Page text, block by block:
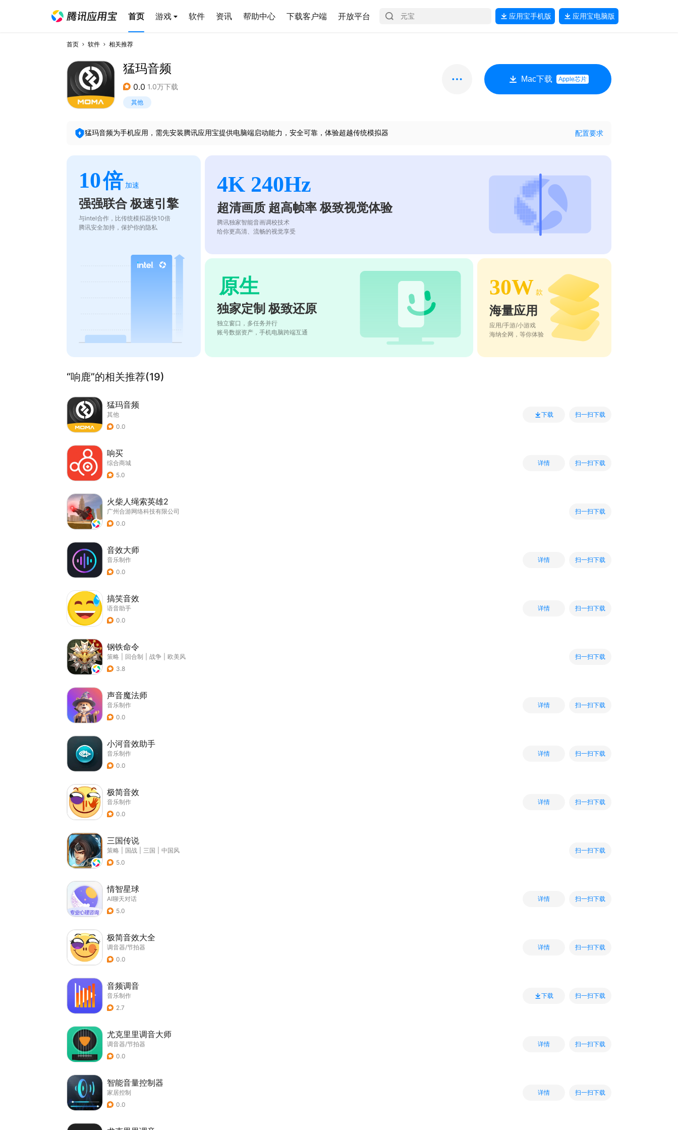
首页 游戏 软件 资讯 帮助中心 下载客户端 开放平台 应用宝手机版 应用宝电脑版
首页 软件 相关推荐
猛玛音频
0.0 1.0万下载
其他
Mac下载 Apple芯片
猛玛音频为手机应用，需先安装腾讯应用宝提供电脑端启动能力，安全可靠，体验超越传统模拟器 配置要求
10倍 加速
强强联合 极速引擎
与intel合作，比传统模拟器快10倍
腾讯安全加持，保护你的隐私
4K 240Hz
超清画质 超高帧率 极致视觉体验
腾讯独家智能音画调校技术
给你更高清、流畅的视觉享受
原生
独家定制 极致还原
独立窗口，多任务并行
账号数据资产，手机电脑跨端互通
30W 款
海量应用
应用/手游/小游戏
海纳全网，等你体验
“响鹿”的相关推荐(19)
猛玛音频
其他
0.0
下载 扫一扫下载
响买
综合商城
5.0
详情 扫一扫下载
火柴人绳索英雄2
广州合游网络科技有限公司
0.0
扫一扫下载
音效大师
音乐制作
0.0
详情 扫一扫下载
搞笑音效
语音助手
0.0
详情 扫一扫下载
钢铁命令
策略 回合制 战争
欧美风
3.8
扫一扫下载
声音魔法师
音乐制作
0.0
详情 扫一扫下载
小河音效助手
音乐制作
0.0
详情 扫一扫下载
极简音效
音乐制作
0.0
详情 扫一扫下载
三国传说
策略 国战 三国
中国风
5.0
扫一扫下载
情智星球
AI聊天对话
5.0
详情 扫一扫下载
极简音效大全
调音器/节拍器
0.0
详情 扫一扫下载
音频调音
音乐制作
2.7
下载 扫一扫下载
尤克里里调音大师
调音器/节拍器
0.0
详情 扫一扫下载
智能音量控制器
家居控制
0.0
详情 扫一扫下载